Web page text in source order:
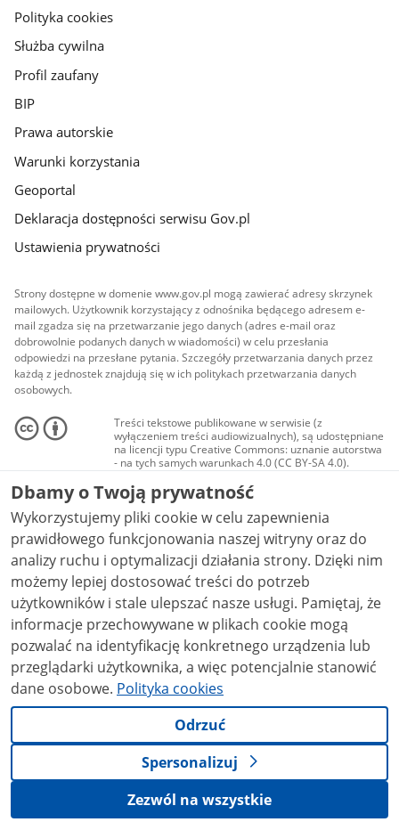
gov.pl
Polityka cookies
Służba cywilna
Profil zaufany
BIP
Prawa autorskie
Warunki korzystania
Geoportal
Deklaracja dostępności serwisu Gov.pl
Ustawienia prywatności
Strony dostępne w domenie www.gov.pl mogą zawierać adresy skrzynek
mailowych. Użytkownik korzystający z odnośnika będącego adresem e-
mail zgadza się na przetwarzanie jego danych (adres e-mail oraz
dobrowolnie podanych danych w wiadomości) w celu przesłania
odpowiedzi na przesłane pytania. Szczegóły przetwarzania danych przez
każdą z jednostek znajdują się w ich politykach przetwarzania danych
osobowych.
Treści tekstowe publikowane w serwisie (z
wyłączeniem treści audiowizualnych), są udostępniane
na licencji typu Creative Commons: uznanie autorstwa
- na tych samych warunkach 4.0 (CC BY-SA 4.0).
Materiały audiowizualne, w tym zdjęcia, materiały
audio i wideo, są udostępniane na licencji typu
Creative Commons: uznanie autorstwa użycie
niekomercyjne - bez utworów zależnych 4.0 (CC BY-
NC-ND 4.0), o ile nie jest to stwierdzone inaczej.
Dbamy o Twoją prywatność
Wykorzystujemy pliki cookie w celu zapewnienia
prawidłowego funkcjonowania naszej witryny oraz do
analizy ruchu i optymalizacji działania strony. Dzięki nim
możemy lepiej dostosować treści do potrzeb
użytkowników i stale ulepszać nasze usługi. Pamiętaj, że
informacje przechowywane w plikach cookie mogą
pozwalać na identyfikację konkretnego urządzenia lub
przeglądarki użytkownika, a więc potencjalnie stanowić
dane osobowe. Polityka cookies
Odrzuć
Spersonalizuj
Zezwól na wszystkie